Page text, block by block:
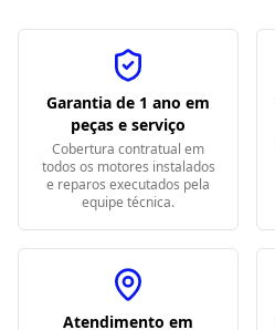
Garantia de 1 ano em
peças e serviço
Cobertura contratual em
todos os motores instalados
e reparos executados pela
equipe técnica.
Atendimento em